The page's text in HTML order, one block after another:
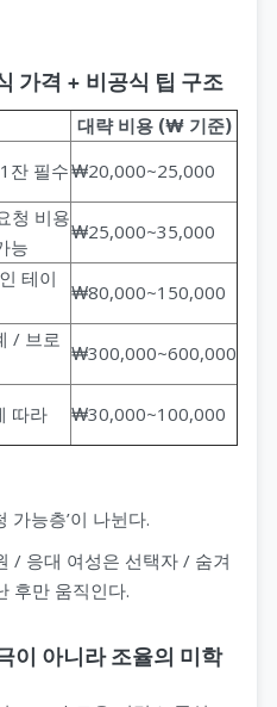
가격 + 비공식 팁 구조
대략 비용 (₩ 기준)
잔 필수₩20,000~25,000
청 비용
능
₩25,000~35,000
테이
₩80,000~150,000
/ 브로
₩300,000~600,000
따라
₩30,000~100,000
가능층’이 나뉜다.
/ 응대 여성은 선택자 / 숨겨
후만 움직인다.
이 아니라 조율의 미학